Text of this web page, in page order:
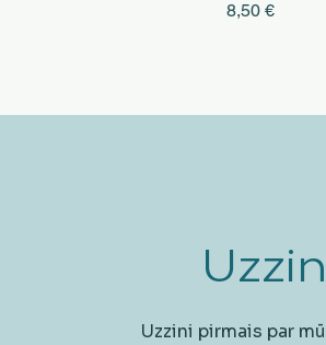
Cena
8,50 €
Uzzini pirmais par